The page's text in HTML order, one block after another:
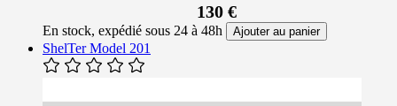
130 €
En stock, expédié sous 24 à 48h Ajouter au panier
ShelTer Model 201